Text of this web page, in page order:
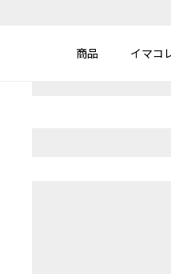
商品 イマコ